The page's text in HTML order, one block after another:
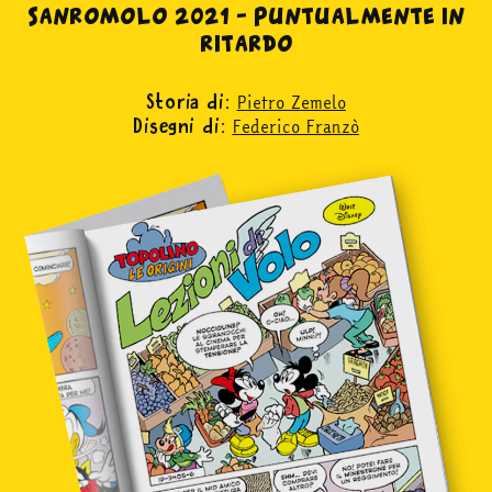
Sanromolo 2021 – Puntualmente in
ritardo
Storia di: Pietro Zemelo
Disegni di: Federico Franzò